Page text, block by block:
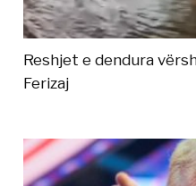
Reshjet e dendura
Ferizaj